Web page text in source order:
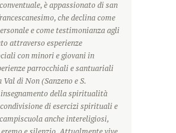
è appassionato di san
che declina come
e come testimonianza agli
attraverso esperienze
con minori e giovani in
parrocchiali e santuariali
di Non (Sanzeno e S.
della spiritualità
di esercizi spirituali e
anche intereligiosi,